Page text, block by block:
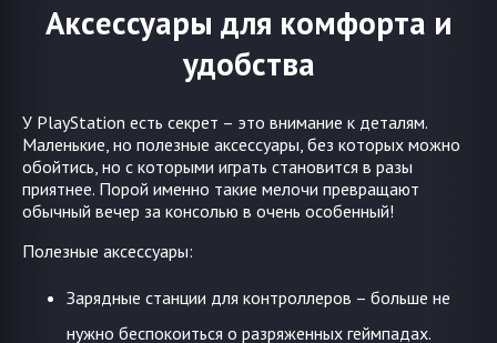
Аксессуары для комфорта и
удобства
У PlayStation есть секрет – это внимание к деталям.
Маленькие, но полезные аксессуары, без которых можно
обойтись, но с которыми играть становится в разы
приятнее. Порой именно такие мелочи превращают
обычный вечер за консолью в очень особенный!
Полезные аксессуары:
Зарядные станции для контроллеров – больше не
нужно беспокоиться о разряженных геймпадах.